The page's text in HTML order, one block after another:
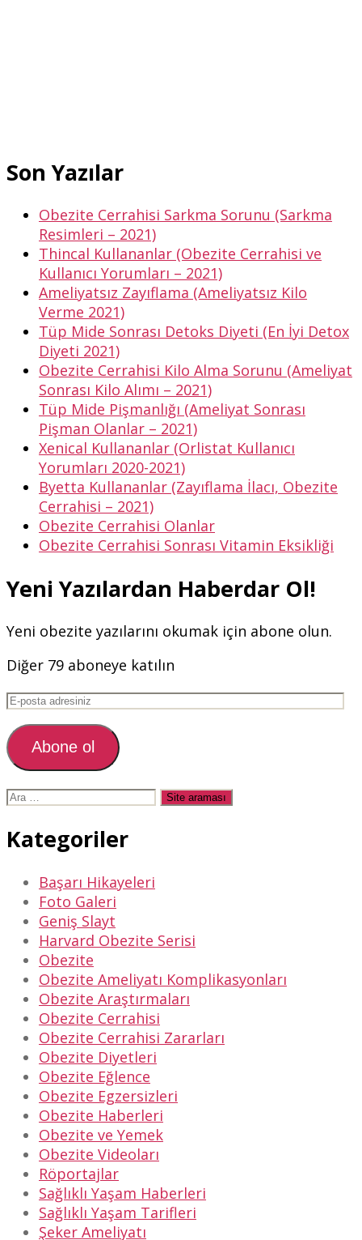
Son Yazılar
Obezite Cerrahisi Sarkma Sorunu (Sarkma
Resimleri – 2021)
Thincal Kullananlar (Obezite Cerrahisi ve
Kullanıcı Yorumları – 2021)
Ameliyatsız Zayıflama (Ameliyatsız Kilo
Verme 2021)
Tüp Mide Sonrası Detoks Diyeti (En İyi Detox
Diyeti 2021)
Obezite Cerrahisi Kilo Alma Sorunu (Ameliyat
Sonrası Kilo Alımı – 2021)
Tüp Mide Pişmanlığı (Ameliyat Sonrası
Pişman Olanlar – 2021)
Xenical Kullananlar (Orlistat Kullanıcı
Yorumları 2020-2021)
Byetta Kullananlar (Zayıflama İlacı, Obezite
Cerrahisi – 2021)
Obezite Cerrahisi Olanlar
Obezite Cerrahisi Sonrası Vitamin Eksikliği
Yeni Yazılardan Haberdar Ol!
Yeni obezite yazılarını okumak için abone olun.
Diğer 79 aboneye katılın
E-
adresiniz
Abone ol
Arama
Kategoriler
Başarı Hikayeleri
Foto Galeri
Geniş Slayt
Harvard Obezite Serisi
Obezite
Obezite Ameliyatı Komplikasyonları
Obezite Araştırmaları
Obezite Cerrahisi
Obezite Cerrahisi Zararları
Obezite Diyetleri
Obezite Eğlence
Obezite Egzersizleri
Obezite Haberleri
Obezite ve Yemek
Obezite Videoları
Röportajlar
Sağlıklı Yaşam Haberleri
Sağlıklı Yaşam Tarifleri
Şeker Ameliyatı